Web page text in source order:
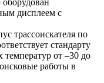
дисплеем с
трассоискателя по
стандарту
от –30 до
работы в